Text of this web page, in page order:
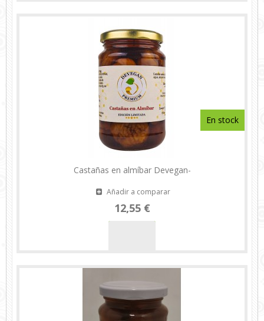
Castañas en almíbar Devegan-
Añadir a comparar
12,55 €
En stock